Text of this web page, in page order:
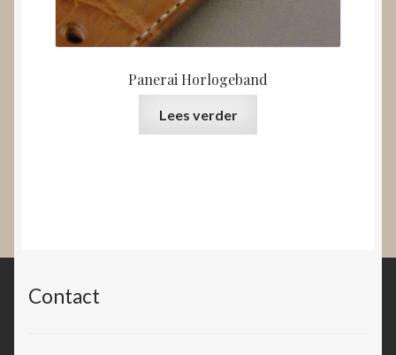
Panerai Horlogeband
Lees verder
Contact